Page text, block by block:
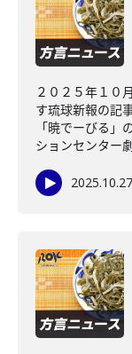
２０２５年１０
す琉球新報の記
「暁でーびる
ションセンター
2025.10.27